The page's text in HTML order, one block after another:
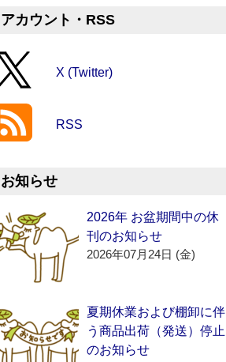
アカウント・RSS
X (Twitter)
RSS
お知らせ
2026年 お盆期間中の休
刊のお知らせ
2026年07月24日 (金)
夏期休業および棚卸に伴
う商品出荷（発送）停止
のお知らせ